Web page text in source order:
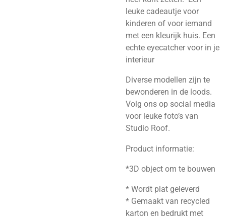
leuke cadeautje voor
kinderen of voor iemand
met een kleurijk huis. Een
echte eyecatcher voor in je
interieur
Diverse modellen zijn te
bewonderen in de loods.
Volg ons op social media
voor leuke foto’s van
Studio Roof.
Product informatie:
*3D object om te bouwen
* Wordt plat geleverd
* Gemaakt van recycled
karton en bedrukt met